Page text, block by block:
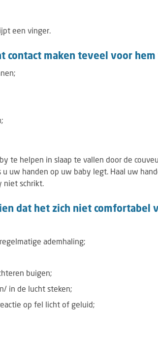
een vinger.
contact maken teveel voor
te helpen in slaap te vallen door de
u uw handen op uw baby legt. Haal uw
niet schrikt.
dat het zich niet comfortabel
ademhaling;
buigen;
in de lucht steken;
op fel licht of geluid;